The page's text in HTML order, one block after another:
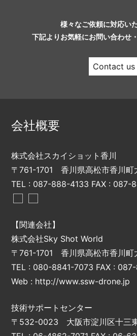
様々なご依頼に対応い
下記よりお気軽にお問い合わせ
Contact us
会社概要
株式会社スカイショット香川
〒761-1701 香川県高松市香川
TEL : 087-888-4133 FAX : 087-
【関連会社】
株式会社Sky Shot World
〒761-1701 香川県高松市香川
TEL : 080-8841-7073 FAX :
Web : http://www.ssw-drone.jp
技術サポートセンター
〒532-0023 大阪市淀川区十三